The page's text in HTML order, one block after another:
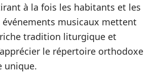
à la fois les habitants et les
événements musicaux mettent
tradition liturgique et
le répertoire orthodoxe
unique.